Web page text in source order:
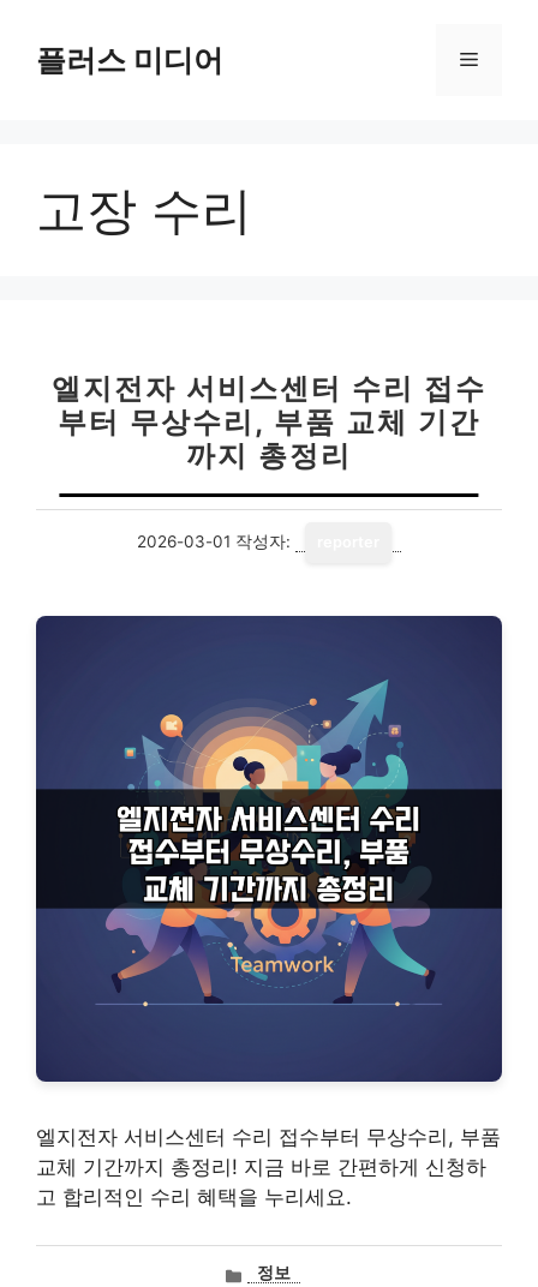
플러스 미디어 메
고장 수리
엘지전자 서비스센터 수리 접수
부터 무상수리, 부품 교체 기간
까지 총정리
2026-03-01 작성자:
엘지전자 서비스센터 수리 접수부터 무상수리, 부품
교체 기간까지 총정리! 지금 바로 간편하게 신청하
고 합리적인 수리 혜택을 누리세요.
카정보